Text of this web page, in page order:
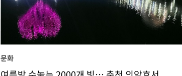
문화